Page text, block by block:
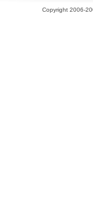
Copyright 2006-